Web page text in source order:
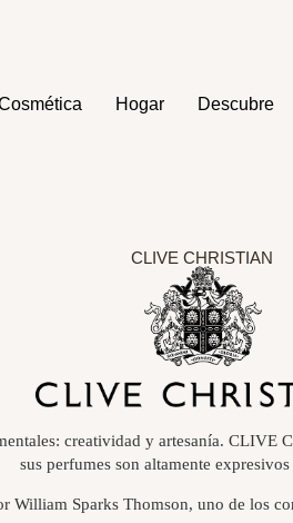
Hogar Descubre
CLIVE CHRISTIAN
creatividad y artesanía. CLIVE
sus perfumes son altamente
William Sparks Thomson, uno de los